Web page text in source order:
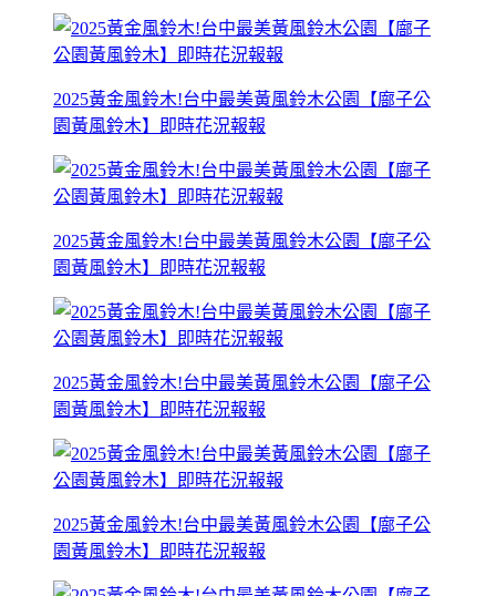
2025黃金風鈴木!台中最美黃風鈴木公園【廍子公
園黃風鈴木】即時花況報報
2025黃金風鈴木!台中最美黃風鈴木公園【廍子公
園黃風鈴木】即時花況報報
2025黃金風鈴木!台中最美黃風鈴木公園【廍子公
園黃風鈴木】即時花況報報
2025黃金風鈴木!台中最美黃風鈴木公園【廍子公
園黃風鈴木】即時花況報報